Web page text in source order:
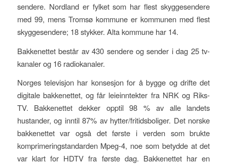
sendere. Nordland er fylket som har flest skyggesendere
med 99, mens Tromsø kommune er kommunen med flest
skyggesendere; 18 stykker. Alta kommune har 14.
Bakkenettet består av 430 sendere og sender i dag 25 tv-
kanaler og 16 radiokanaler.
Norges televisjon har konsesjon for å bygge og drifte det
digitale bakkenettet, og får leieinntekter fra NRK og Riks-
TV. Bakkenettet dekker opptil 98 % av alle landets
hustander, og inntil 87% av hytter/fritidsboliger. Det norske
bakkenettet var også det første i verden som brukte
komprimeringstandarden Mpeg-4, noe som betydde at det
var klart for HDTV fra første dag. Bakkenettet har en